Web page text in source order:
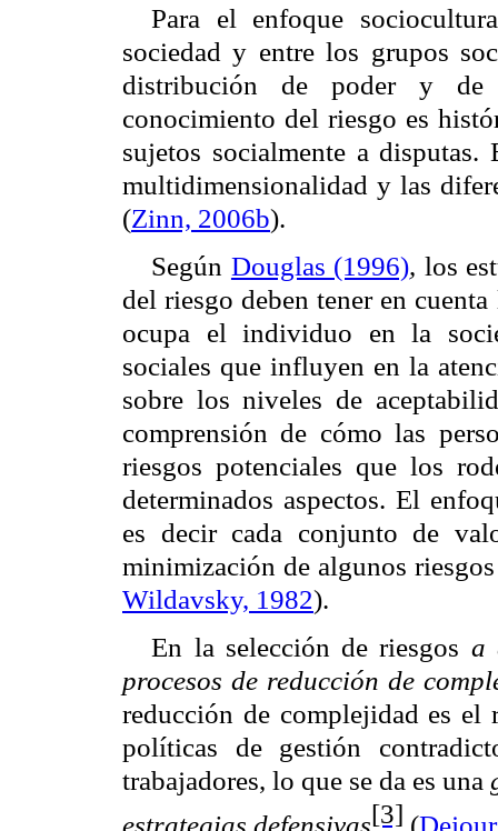
Para el enfoque
sociedad y entre los grupos
distribución de poder y de
conocimiento del riesgo es
sujetos socialmente a
multidimensionalidad y las
(Zinn, 2006b).
Según Douglas (1996), los
del riesgo deben tener en
ocupa el individuo en la
sociales que influyen en la
sobre los niveles de
comprensión de cómo las
riesgos potenciales que los
determinados aspectos. El
es decir cada conjunto de
minimización de algunos
Wildavsky, 1982).
En la selección de riesgos a
procesos de reducción de
reducción de complejidad es el
políticas de gestión
trabajadores, lo que se da es una
estrategias defensivas[3] (